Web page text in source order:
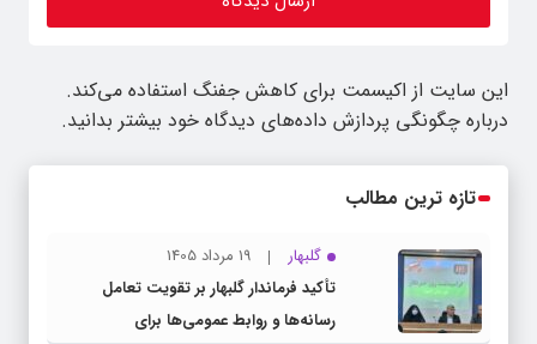
این سایت از اکیسمت برای کاهش جفنگ استفاده می‌کند.
درباره چگونگی پردازش داده‌های دیدگاه خود بیشتر بدانید.
تازه ترین مطالب
گلبهار
19 مرداد 1405
تأکید فرماندار گلبهار بر تقویت تعامل
رسانه‌ها و روابط عمومی‌ها برای